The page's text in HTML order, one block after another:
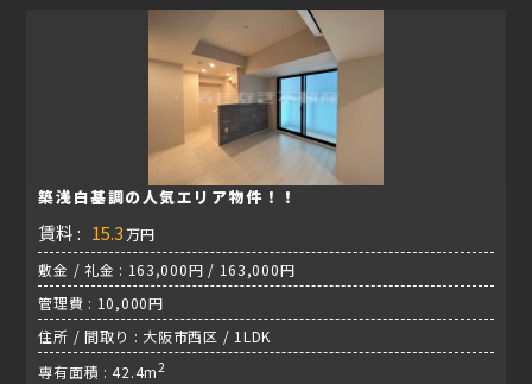
築浅白基調の人気エリア物件！！
賃料 : 15.3 万円
敷金 / 礼金 : 163,000円 / 163,000円
管理費 : 10,000円
住所 / 間取り : 大阪市西区 / 1LDK
専有面積 : 42.4m2